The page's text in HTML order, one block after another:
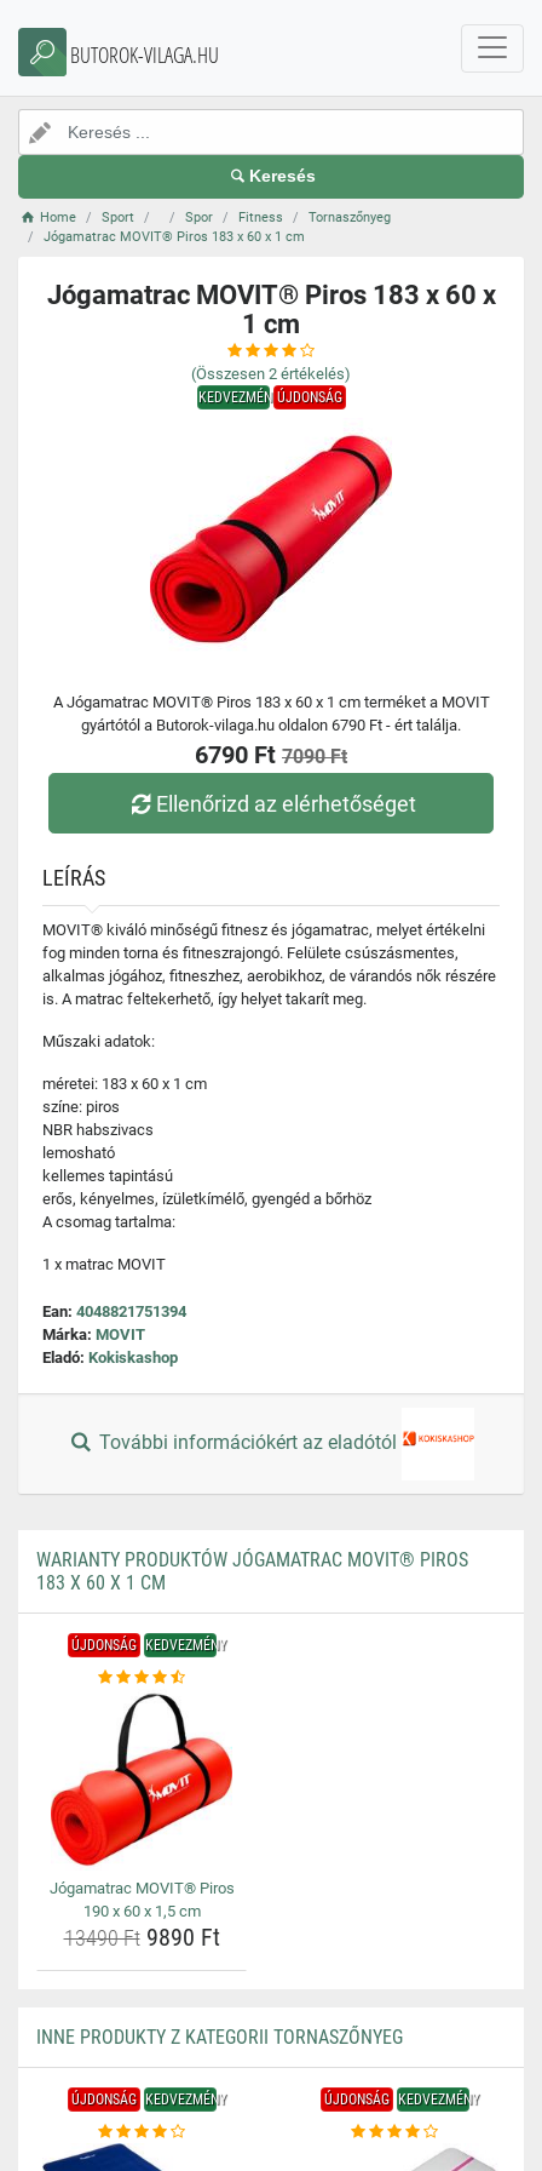
BUTOROK-VILAGA.HU
Keresés
Home Sport Spor Fitness
Tornaszőnyeg
Jógamatrac MOVIT® Piros 183 x 60 x 1 cm
Jógamatrac MOVIT® Piros 183 x 60 x
1 cm
(Összesen 2 értékelés)
KEDVEZMÉNYÚJDONSÁG
A Jógamatrac MOVIT® Piros 183 x 60 x 1 cm terméket a MOVIT
gyártótól a Butorok-vilaga.hu oldalon 6790 Ft - ért találja.
6790 Ft 7090 Ft
Ellenőrizd az elérhetőséget
LEÍRÁS
MOVIT® kiváló minőségű fitnesz és jógamatrac, melyet értékelni
fog minden torna és fitneszrajongó. Felülete csúszásmentes,
alkalmas jógához, fitneszhez, aerobikhoz, de várandós nők részére
is. A matrac feltekerhető, így helyet takarít meg.
Műszaki adatok:
méretei: 183 x 60 x 1 cm
színe: piros
NBR habszivacs
lemosható
kellemes tapintású
erős, kényelmes, ízületkímélő, gyengéd a bőrhöz
A csomag tartalma:
1 x matrac MOVIT
Ean: 4048821751394
Márka: MOVIT
Eladó: Kokiskashop
További információkért az eladótól
WARIANTY PRODUKTÓW JÓGAMATRAC MOVIT® PIROS
183 X 60 X 1 CM
ÚJDONSÁG KEDVEZMÉNY
Jógamatrac MOVIT® Piros
190 x 60 x 1,5 cm
13490 Ft9890 Ft
INNE PRODUKTY Z KATEGORII TORNASZŐNYEG
ÚJDONSÁG KEDVEZMÉNY ÚJDONSÁG KEDVEZMÉNY